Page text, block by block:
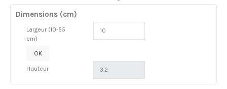
Dimensions (cm)
Largeur (10-55
cm)
OK
Hauteur